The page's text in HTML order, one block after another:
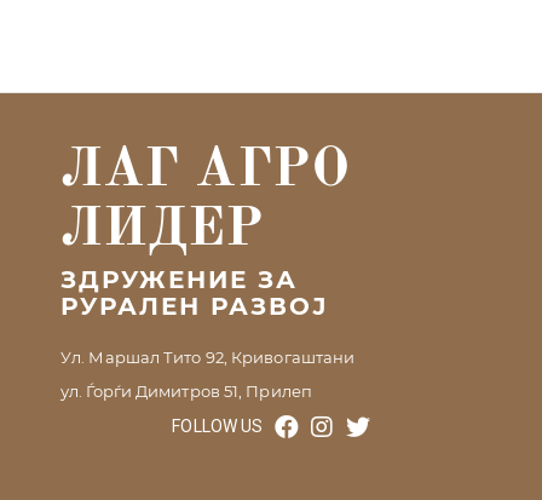
ЛАГ АГРО
ЛИДЕР
ЗДРУЖЕНИЕ ЗА
РУРАЛЕН РАЗВОЈ
Ул. Маршал Тито 92, Кривогаштани
ул. Ѓорѓи Димитров 51, Прилеп
FOLLOW US